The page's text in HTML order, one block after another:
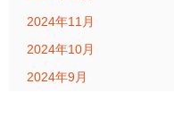
2024年11月
2024年10月
2024年9月